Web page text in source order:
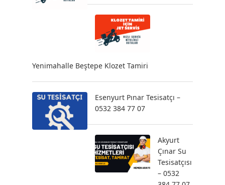
Yenimahalle Beştepe Klozet Tamiri
Esenyurt Pınar Tesisatçı –
0532 384 77 07
Akyurt
Çınar Su
Tesisatçısı
– 0532